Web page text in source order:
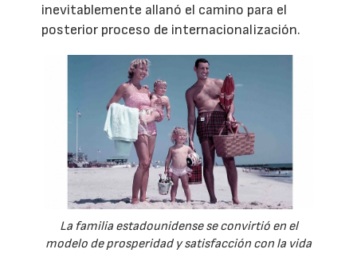
inevitablemente allanó el camino para el
posterior proceso de internacionalización.
La familia estadounidense se convirtió en el
modelo de prosperidad y satisfacción con la vida